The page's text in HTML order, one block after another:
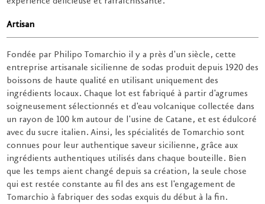
Artisan
Fondée par Philipo Tomarchio il y a près d'un siècle, cette
entreprise artisanale sicilienne de sodas produit depuis 1920 des
boissons de haute qualité en utilisant uniquement des
ingrédients locaux. Chaque lot est fabriqué à partir d'agrumes
soigneusement sélectionnés et d'eau volcanique collectée dans
un rayon de 100 km autour de l'usine de Catane, et est édulcoré
avec du sucre italien. Ainsi, les spécialités de Tomarchio sont
connues pour leur authentique saveur sicilienne, grâce aux
ingrédients authentiques utilisés dans chaque bouteille. Bien
que les temps aient changé depuis sa création, la seule chose
qui est restée constante au fil des ans est l'engagement de
Tomarchio à fabriquer des sodas exquis du début à la fin.